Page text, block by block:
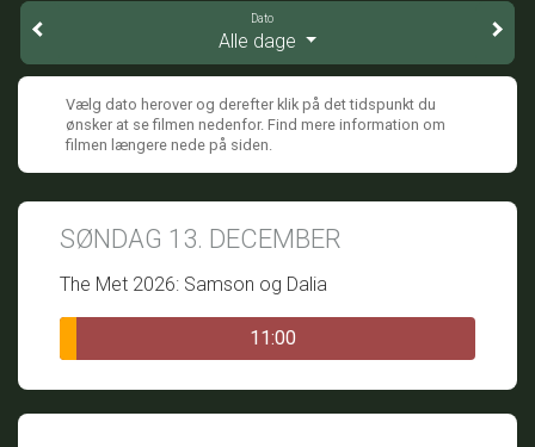
Dato
Alle dage
Vælg dato herover og derefter klik på det tidspunkt du
ønsker at se filmen nedenfor. Find mere information om
filmen længere nede på siden.
SØNDAG 13. DECEMBER
The Met 2026: Samson og Dalia
11:00